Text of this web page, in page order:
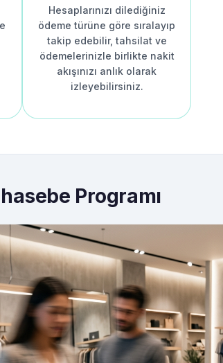
Hesaplarınızı dilediğiniz
ödeme türüne göre sıralayıp
takip edebilir, tahsilat ve
ödemelerinizle birlikte nakit
akışınızı anlık olarak
izleyebilirsiniz.
Programı